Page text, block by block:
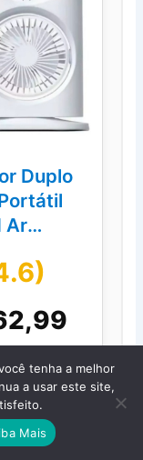
Duplo
Ar
tenha a melhor
a usar este site,
Mais